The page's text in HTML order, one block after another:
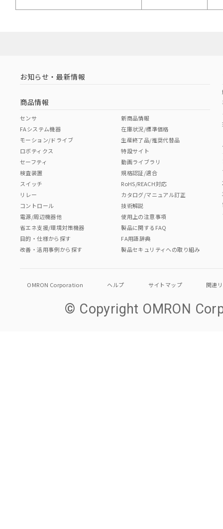
お知らせ・最新情報
商品情報
センサ
FAシステム機器
モーション/ドライブ
ロボティクス
セーフティ
検査装置
スイッチ
リレー
コントロール
電源/周辺機器他
省エネ支援/環境対策機器
目的・仕様から探す
改善・活用事例から探す
新商品情報
在庫状況/標準価格
生産終了品/推奨代替品
特設サイト
動画ライブラリ
規格認証/適合
RoHS/REACH対応
カタログ/マニュアル訂正
技術解説
使用上の注意事項
製品に関するFAQ
FA用語辞典
製品セキュリティへの取り組み
OMRON Corporation ヘルプ サイトマップ 関連
© Copyright OMRON